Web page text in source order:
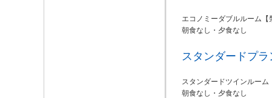
エコノミーダブルルーム【
朝食なし・夕食なし
スタンダードプラ
スタンダードツインルーム
朝食なし・夕食なし